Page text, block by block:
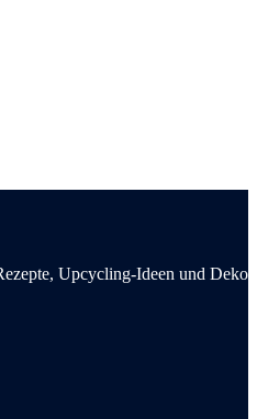
Upcycling-Ideen und Deko